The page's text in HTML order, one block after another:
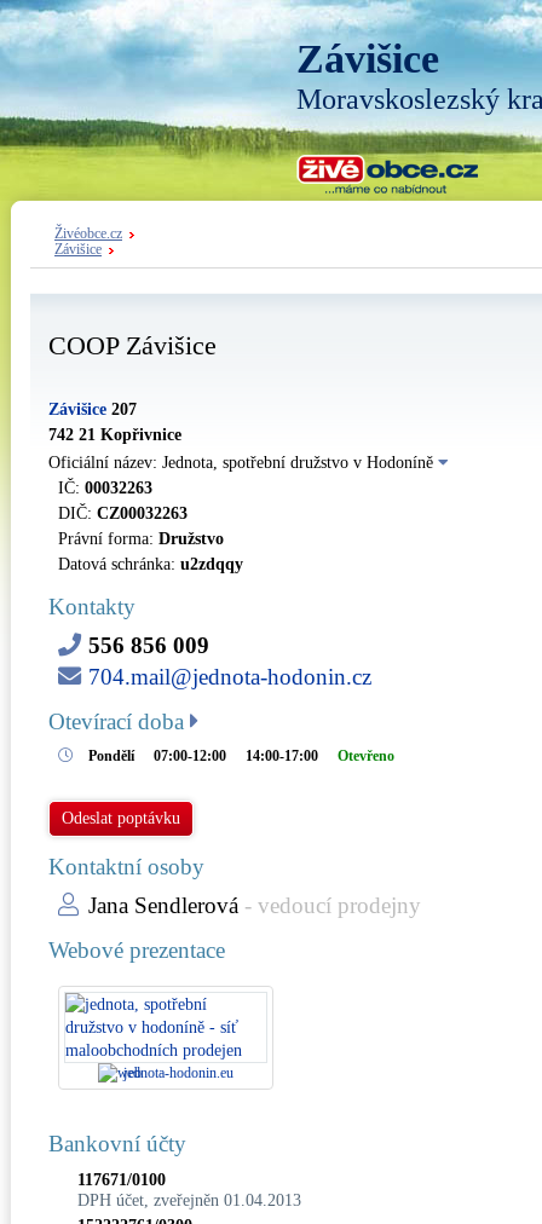
Závišice
Moravskoslezský
Živéobce.cz
Závišice
COOP Závišice
Závišice 207
742 21 Kopřivnice
Oficiální název: Jednota, spotřební družstvo v Hodoníně
IČ: 00032263
DIČ: CZ00032263
Právní forma: Družstvo
Datová schránka: u2zdqqy
Kontakty
556 856 009
704.mail@jednota-hodonin.cz
Otevírací doba
Pondělí 07:00-12:00 14:00-17:00 Otevřeno
Odeslat poptávku
Kontaktní osoby
Jana Sendlerová - vedoucí prodejny
Webové prezentace
jednota-hodonin.eu
Bankovní účty
117671/0100
DPH účet, zveřejněn 01.04.2013